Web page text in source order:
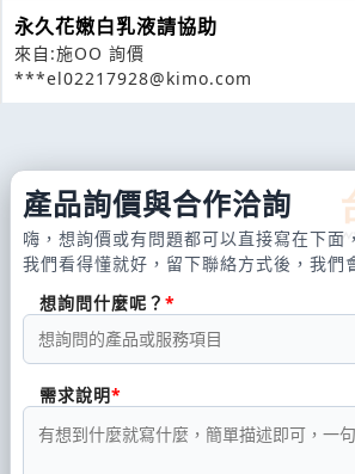
永久花嫩白乳液請協助
來自:施OO 詢價
***el02217928@kimo.com
產品詢價與合作洽詢
嗨，想詢價或有問題都可以直接寫在下面
我們看得懂就好，留下聯絡方式後，我們
想詢問什麼呢？
需求說明